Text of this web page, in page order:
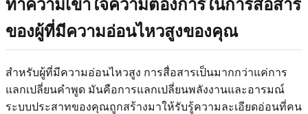
ทำความเข้าใจความต้องการในการสื่อสาร
ของผู้ที่มีความอ่อนไหวสูงของคุณ
สำหรับผู้ที่มีความอ่อนไหวสูง การสื่อสารเป็นมากกว่าแค่การ
แลกเปลี่ยนคำพูด มันคือการแลกเปลี่ยนพลังงานและอารมณ์
ระบบประสาทของคุณถูกสร้างมาให้รับรู้ความละเอียดอ่อนที่คน